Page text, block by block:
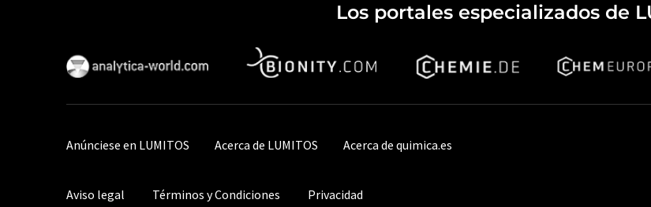
Los portales especializados de
Anúnciese en LUMITOS Acerca de LUMITOS Acerca de quimica.es
Aviso legal Términos y Condiciones Privacidad